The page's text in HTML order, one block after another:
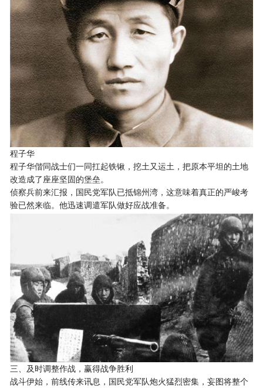
程子华
程子华偕同战士们一同扛起铁锹，挖土又运土，把原本平坦的土地
改造成了座座坚固的堡垒。
侦察兵前来汇报，国民党军队已抵锦州湾，这意味着真正的严峻考
验已然来临。他迅速调遣军队做好应战准备。
三、及时调整作战，赢得战争胜利
战斗伊始，前线传来讯息，国民党军队炮火猛烈密集，妄图将整个